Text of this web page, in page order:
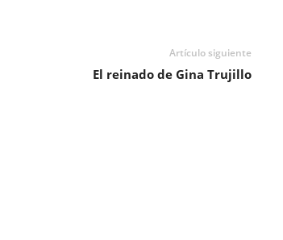
Artículo siguiente
El reinado de Gina Trujillo